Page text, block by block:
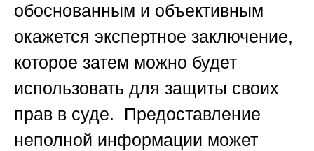
обоснованным и объективным
окажется экспертное заключение,
которое затем можно будет
использовать для защиты своих
прав в суде. Предоставление
неполной информации может